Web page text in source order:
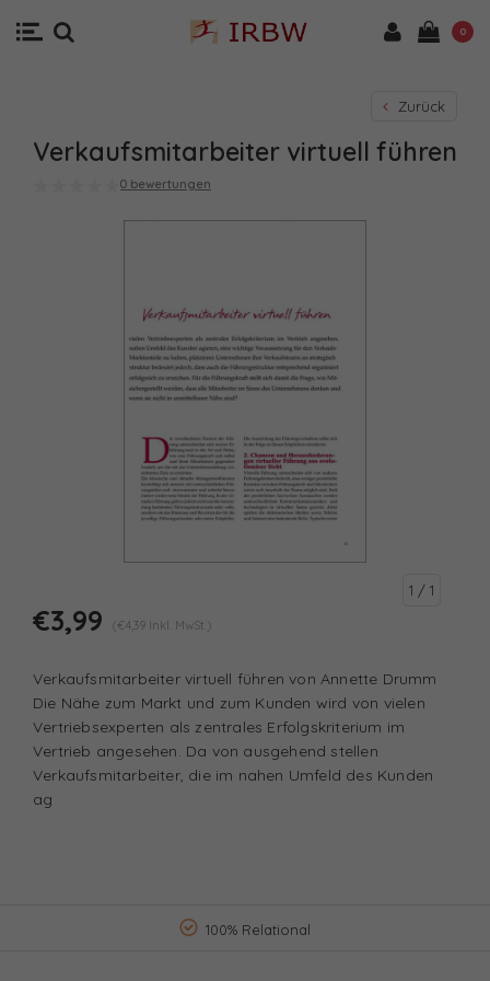
0
Zurück
Verkaufsmitarbeiter virtuell führen
0 bewertungen
1 / 1
€3,99 (€4,39 Inkl. MwSt.)
Verkaufsmitarbeiter virtuell führen von Annette Drumm
Die Nähe zum Markt und zum Kunden wird von vielen
Vertriebsexperten als zentrales Erfolgskriterium im
Vertrieb angesehen. Da von ausgehend stellen
Verkaufsmitarbeiter, die im nahen Umfeld des Kunden
ag
100% Relational